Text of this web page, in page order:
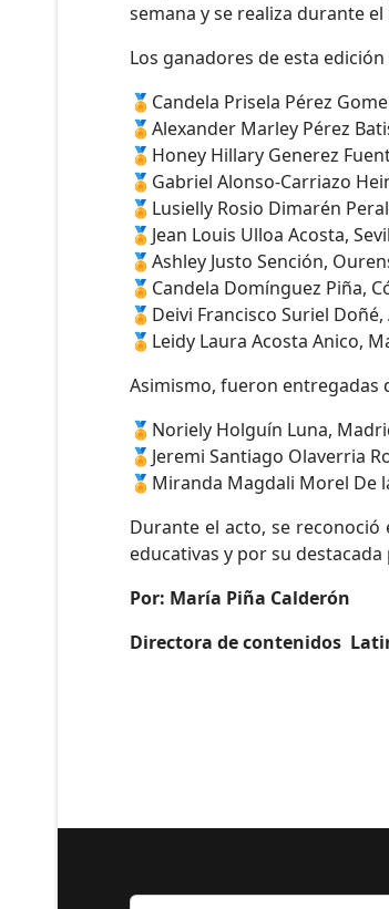
semana y se realiza durante
Los ganadores de esta edición
🏅Candela Prisela Pérez
🏅Alexander Marley Pérez
🏅Honey Hillary Generez
🏅Gabriel Alonso-Carriazo
🏅Lusielly Rosio Dimarén
🏅Jean Louis Ulloa Acosta,
🏅Ashley Justo Sención,
🏅Candela Domínguez Piña,
🏅Deivi Francisco Suriel
🏅Leidy Laura Acosta Anico,
Asimismo, fueron entregadas
🏅Noriely Holguín Luna,
🏅Jeremi Santiago Olaverria
🏅Miranda Magdali Morel De
Durante el acto, se
educativas y por su
Por: María Piña Calderón
Directora de contenidos